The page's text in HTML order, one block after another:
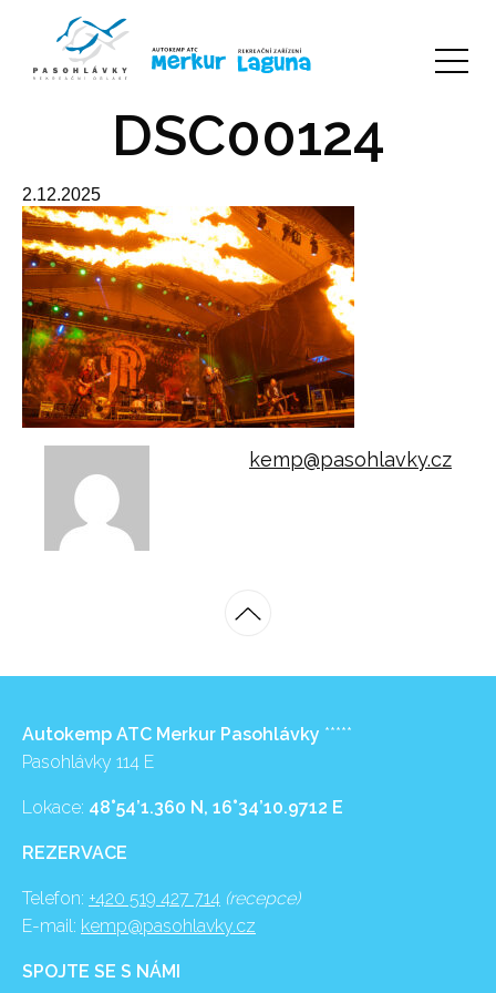
DSC00124
2.12.2025
kemp@pasohlavky.cz
Autokemp ATC Merkur Pasohlávky *****
Pasohlávky 114 E
Lokace: 48°54’1.360 N, 16°34’10.9712 E
REZERVACE
Telefon: +420 519 427 714 (recepce)
E-mail: kemp@pasohlavky.cz
SPOJTE SE S NÁMI